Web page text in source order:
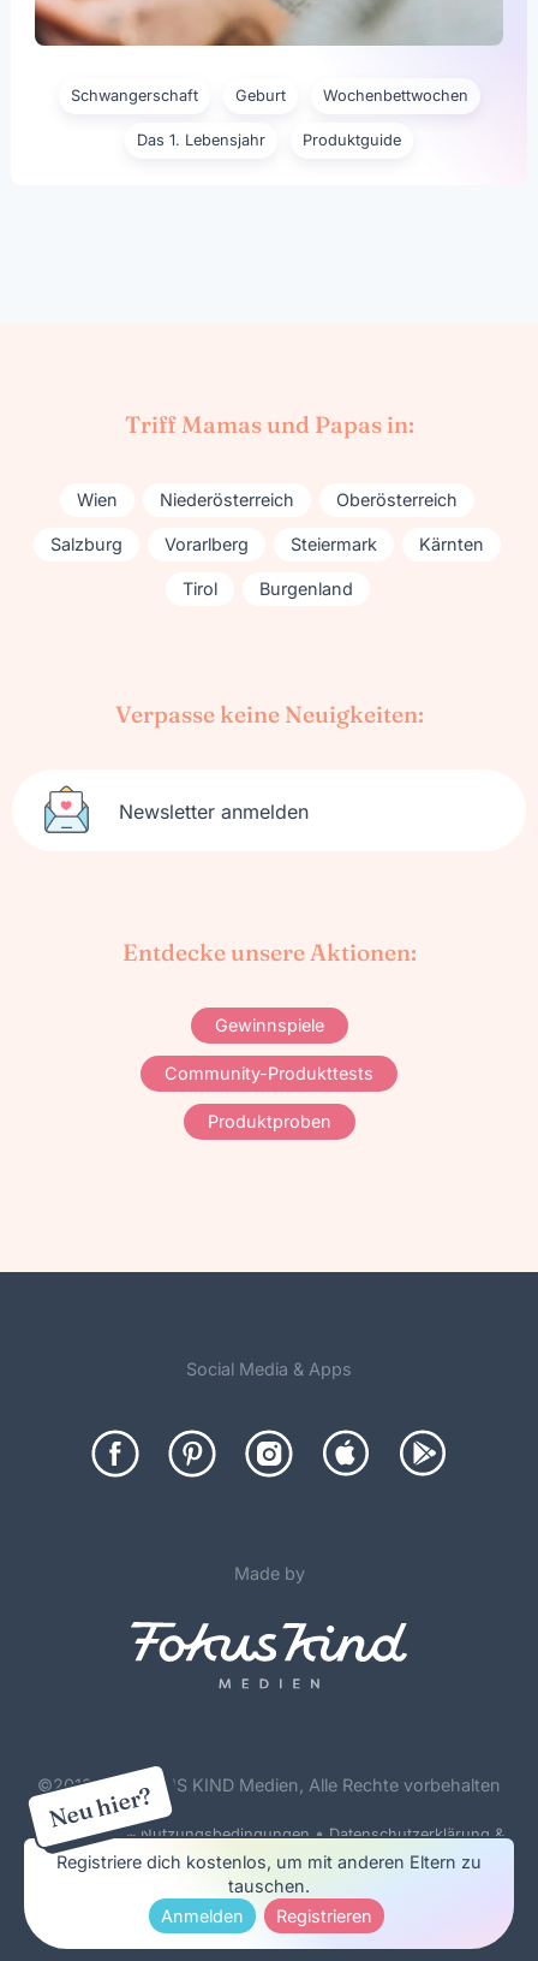
Neu hier?
Registriere dich kostenlos, um mit anderen Eltern zu
tauschen.
Anmelden
Registrieren
Schwangerschaft Geburt Wochenbettwochen
Das 1. Lebensjahr Produktguide
Triff Mamas und Papas in:
Wien Niederösterreich Oberösterreich
Salzburg Vorarlberg Steiermark Kärnten
Tirol Burgenland
Verpasse keine Neuigkeiten:
Newsletter anmelden
Entdecke unsere Aktionen:
Gewinnspiele
Community-Produkttests
Produktproben
Social Media & Apps
Made by
©2012-26 FOKUS KIND Medien, Alle Rechte vorbehalten
Forenregeln & Nutzungsbedingungen •Datenschutzerklärung &
Cookie Policy
Impressum & Werbung